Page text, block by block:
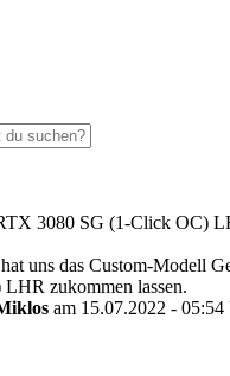
3080 SG (1-Click OC)
uns das Custom-Modell
zukommen lassen.
am 15.07.2022 - 05:54